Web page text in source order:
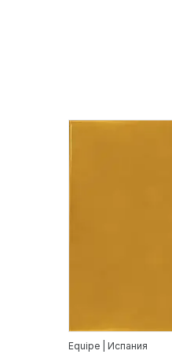
Equipe | Испания